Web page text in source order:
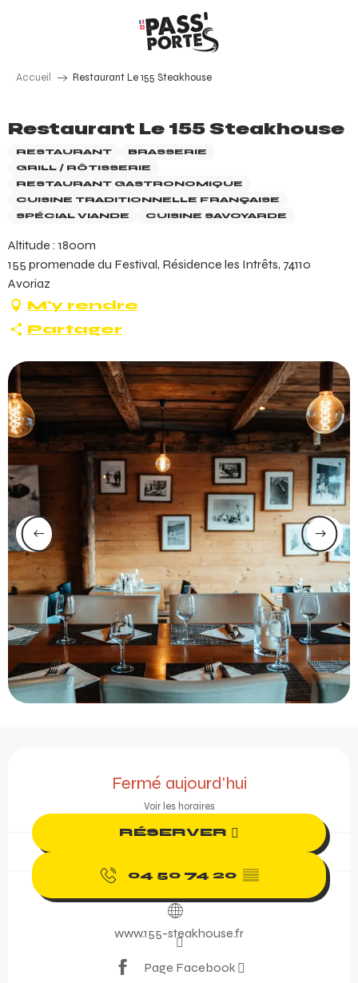
Accueil Restaurant Le 155 Steakhouse
Restaurant Le 155 Steakhouse
RESTAURANT
BRASSERIE
GRILL / RÔTISSERIE
RESTAURANT GASTRONOMIQUE
CUISINE TRADITIONNELLE FRANÇAISE
SPÉCIAL VIANDE
CUISINE SAVOYARDE
Altitude : 1800m
155 promenade du Festival, Résidence les Intrêts, 74110
Avoriaz
M'y rendre
Partager
Fermé aujourd'hui
Voir les horaires
RÉSERVER
04 50 74 20 ▒▒
www.155-steakhouse.fr
Page Facebook